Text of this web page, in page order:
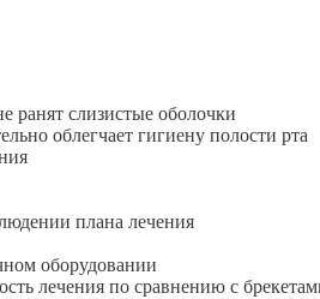
ранят слизистые оболочки
облегчает гигиену полости рта
плана лечения
оборудовании
лечения по сравнению с